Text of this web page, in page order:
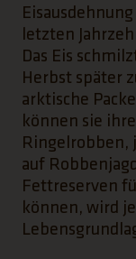
letzten
Das Eis
Herbst später
arktische
können sie
Ringelrobben,
auf
Fettreserven
können, wird